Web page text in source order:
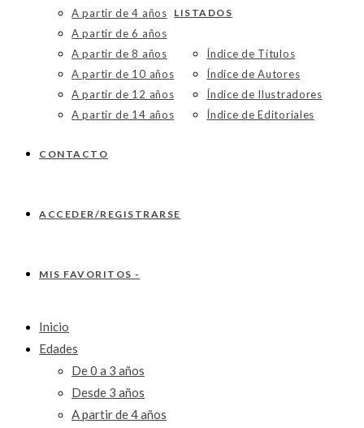
A partir de 4 años
A partir de 6 años
A partir de 8 años
A partir de 10 años
A partir de 12 años
A partir de 14 años
LISTADOS
Índice de Títulos
Índice de Autores
Índice de Ilustradores
Índice de Editoriales
CONTACTO
ACCEDER/REGISTRARSE
MIS FAVORITOS -
Inicio
Edades
De 0 a 3 años
Desde 3 años
A partir de 4 años